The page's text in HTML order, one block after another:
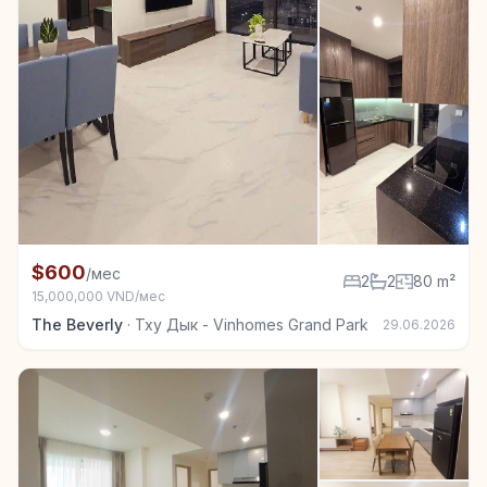
Квартира в аренду в Тху Дык - Vinhomes Grand
$600/мес
15,000,000 VND/мес
2 2 80 m²
The Beverly · Тху Дык - Vinhomes Grand Park 29.06.2026